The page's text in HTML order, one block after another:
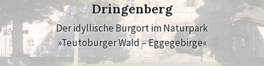
Dringenberg
Der idyllische Burgort im Naturpark
»Teutoburger Wald – Eggegebirge«